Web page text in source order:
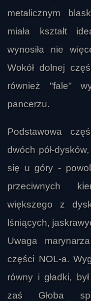
metalicznym
miała kształt
wynosiła nie
Wokół dolnej
również "fale"
pancerzu.
Podstawowa
dwóch pół-
się u góry -
przeciwnych
większego z
lśniących,
Uwaga
części NOL-a.
równy i gładki,
zaś Głoba